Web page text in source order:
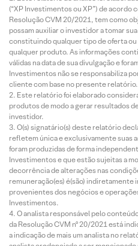
(“XP Investimentos ou XP”) de acordo
Resolução CVM 20/2021, tem como
possam auxiliar o investidor a tomar
constituindo qualquer tipo de oferta
qualquer produto. As informações
válidas na data de sua divulgação e
Investimentos não se responsabiliza
cliente com base no presente relatório.
Este relatório foi elaborado
produtos de modo a gerar resultados
investidor.
O(s) signatário(s) deste relatório
refletem única e exclusivamente suas
foram produzidas de forma
Investimentos e que estão sujeitas a
decorrência de alterações nas
remuneração(es) é(são)
provenientes dos negócios e
Investimentos.
O analista responsável pelo
da Resolução CVM nº 20/2021 está
a indicação de mais um analista no